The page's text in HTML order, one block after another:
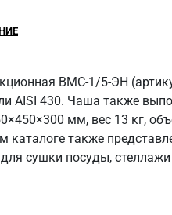
ВМС-1/5-ЭН
AISI 430. Чаша также
мм, вес 13 кг,
каталоге также
сушки посуды,